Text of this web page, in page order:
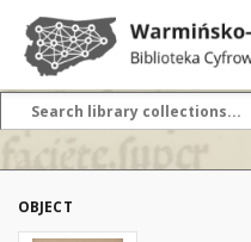
OBJECT